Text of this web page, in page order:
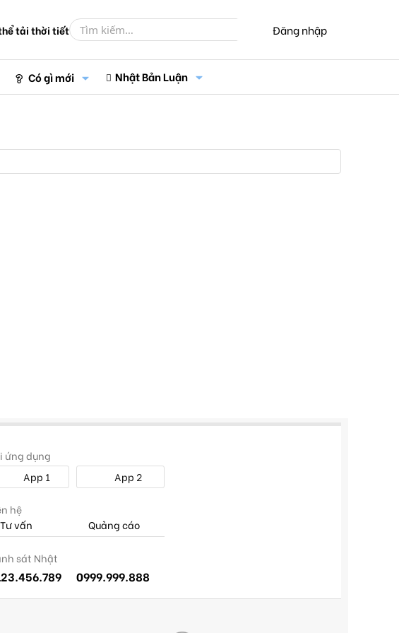
tải thời tiết Đăng nhập
Có gì mới Nhật Bản Luận
ứng dụng
App 1
App 2
hệ
Tư vấn
Quảng cáo
sát Nhật
0999.999.888